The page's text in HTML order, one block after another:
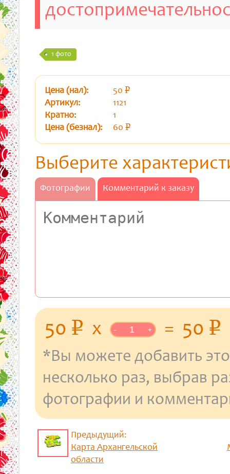
1 фото
Цена (нал): 50 p
Артикул:
1121
Кратно:
1
Цена (безнал):
60 p
Выберите
Фотографии Комментарий к заказу
50 p уб.
x - + = 50 p
*Вы можете добавить
несколько раз, выбрав
фотографии и
Предыдущий:
Карта Архангельской
области